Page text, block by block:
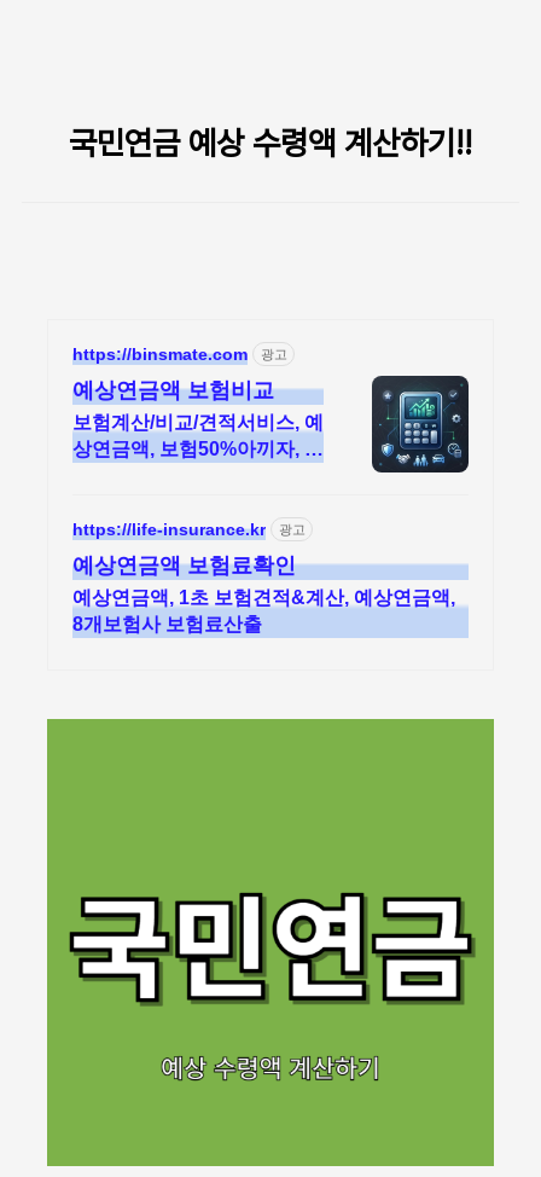
국민연금 예상 수령액 계산하기!!
https://binsmate.com 광고
예상연금액 보험비교
보험계산/비교/견적서비스, 예
상연금액, 보험50%아끼자, 예
내보험료계산이 먼저!
https://life-insurance.kr 광고
예상연금액 보험료확인
예상연금액, 1초 보험견적&계산, 예상연금액,
8개보험사 보험료산출